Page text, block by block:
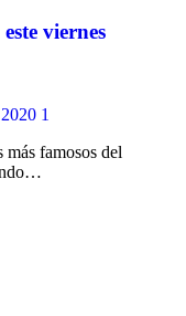
viernes
1
más famosos del